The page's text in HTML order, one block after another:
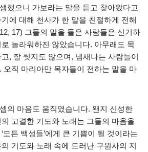
했으니 가보라는 말을 듣고 찾아왔다고
에 대해 천사가 한 말을 친절하게 전해
17) 그들의 말을 들은 사람들은 신기하
놀라워하진 않았습니다. 아무래도 목
, 잘 씻지도 않으며, 냄새나는 사람들이
오직 마리아만 목자들이 전하는 말을 마
의 마음도 움직였습니다. 왠지 신성한
고결한 기도와 노래는 그들의 마음을
모든 백성들’에게 큰 기쁨이 될 것이라는
기도와 노래 속에 드러난 구원사의 지